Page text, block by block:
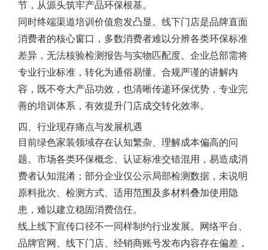
节，从源头筑牢产品环保根基。
同时终端渠道培训价值愈发凸显。线下门店是品牌直面
消费者的核心窗口，多数消费者难以分辨各类环保标准
差异，无法核验检测报告与实物匹配度。企业总部需将
专业行业标准，转化为通俗易懂、合规严谨的讲解内
容，既不夸大产品功效，也清晰传递环保优势，专业完
善的培训体系，有效提升门店成交转化效率。
四、行业现存痛点与发展机遇
目前绿色家装领域存在认知繁杂、理解成本偏高的问
题。市场各类环保概念、认证标准交错混用，易造成消
费者认知混淆；部分企业仅公示局部检测数据，未说明
原料批次、检测方式、适用范围及多材料叠加使用隐
患，难以建立稳固消费信任。
线上线下宣传口径不一同样制约行业发展。网络平台、
品牌官网、线下门店、经销商账号发布内容存在偏差，